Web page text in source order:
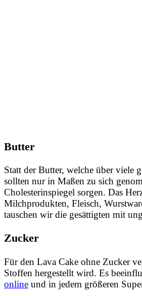
Butter
Statt der Butter, welche über viele
sollten nur in Maßen zu sich
Cholesterinspiegel sorgen. Das
Milchprodukten, Fleisch,
tauschen wir die gesättigten mit
Zucker
Für den Lava Cake ohne Zucker
Stoffen hergestellt wird. Es
online und in jedem größeren